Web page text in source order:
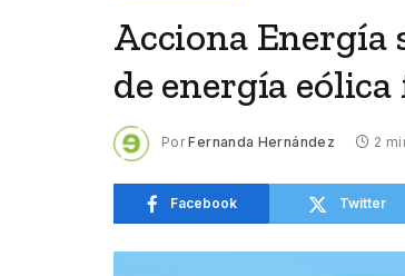
Acciona Energía
de energía
Por Fernanda Hernández 2
Facebook Twitter